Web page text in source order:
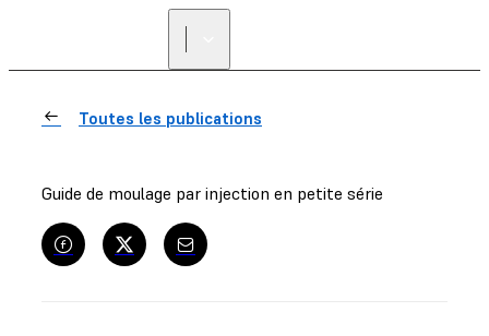
Toutes les publications
Guide de moulage par injection en petite série